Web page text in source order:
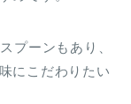
プーンもあり、
にこだわりたい